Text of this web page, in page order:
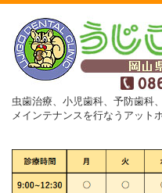
虫歯治療、小児歯科、予防歯科
メインテナンスを行なうアット